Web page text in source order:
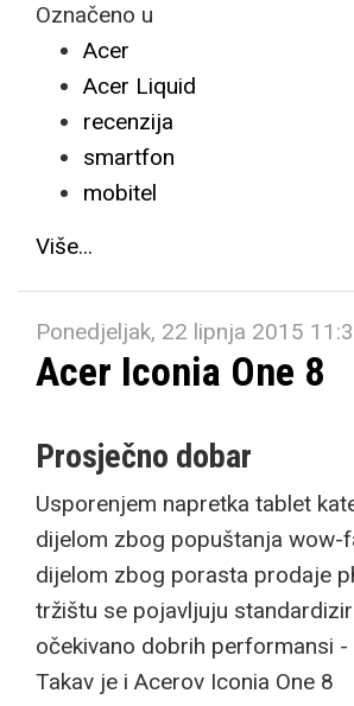
Označeno u
Acer
Acer Liquid
recenzija
smartfon
mobitel
Više...
Ponedjeljak, 22 lipnja 2015
Acer Iconia One 8
Prosječno dobar
Usporenjem napretka tablet
dijelom zbog popuštanja wow-
dijelom zbog porasta prodaje
tržištu se pojavljuju
očekivano dobrih performansi -
Takav je i Acerov Iconia One 8